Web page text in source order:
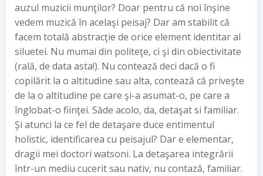
auzul muzicii munţilor? Doar pentru că noi înşine
vedem muzică în acelaşi peisaj? Dar am stabilit că
facem totală abstracţie de orice element identitar al
siluetei. Nu mumai din politeţe, ci şi din obiectivitate
(rală, de data asta!). Nu contează deci dacă o fi
copilărit la o altitudine sau alta, contează că priveşte
de la o altitudine pe care şi-a asumat-o, pe care a
înglobat-o fiinţei. Săde acolo, da, detaşat si familiar.
Şi atunci la ce fel de detaşare duce entimentul
holistic, identificarea cu peisajul? Dar e elementar,
dragii mei doctori watsoni. La detaşarea integrării
într-un mediu cucerit sau nativ, nu contază, familiar.